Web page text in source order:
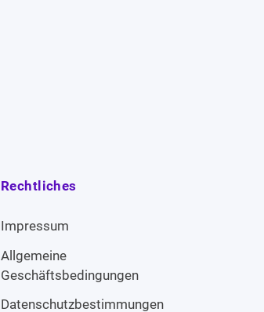
Rechtliches
Impressum
Allgemeine
Geschäftsbedingungen
Datenschutzbestimmungen